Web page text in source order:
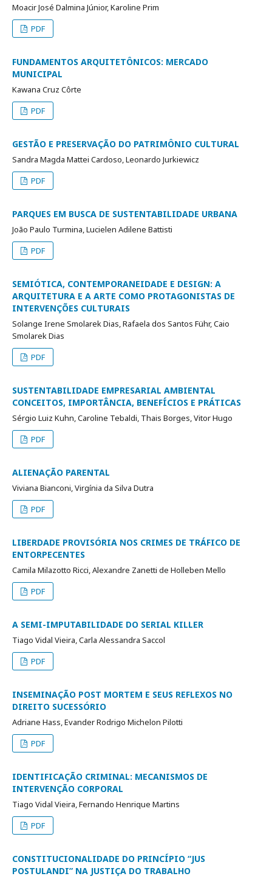
Moacir José Dalmina Júnior, Karoline Prim
PDF
FUNDAMENTOS ARQUITETÔNICOS: MERCADO
MUNICIPAL
Kawana Cruz Côrte
PDF
GESTÃO E PRESERVAÇÃO DO PATRIMÔNIO CULTURAL
Sandra Magda Mattei Cardoso, Leonardo Jurkiewicz
PDF
PARQUES EM BUSCA DE SUSTENTABILIDADE URBANA
João Paulo Turmina, Lucielen Adilene Battisti
PDF
SEMIÓTICA, CONTEMPORANEIDADE E DESIGN: A
ARQUITETURA E A ARTE COMO PROTAGONISTAS DE
INTERVENÇÕES CULTURAIS
Solange Irene Smolarek Dias, Rafaela dos Santos Führ, Caio
Smolarek Dias
PDF
SUSTENTABILIDADE EMPRESARIAL AMBIENTAL
CONCEITOS, IMPORTÂNCIA, BENEFÍCIOS E PRÁTICAS
Sérgio Luiz Kuhn, Caroline Tebaldi, Thais Borges, Vitor Hugo
PDF
ALIENAÇÃO PARENTAL
Viviana Bianconi, Virgínia da Silva Dutra
PDF
LIBERDADE PROVISÓRIA NOS CRIMES DE TRÁFICO DE
ENTORPECENTES
Camila Milazotto Ricci, Alexandre Zanetti de Holleben Mello
PDF
A SEMI-IMPUTABILIDADE DO SERIAL KILLER
Tiago Vidal Vieira, Carla Alessandra Saccol
PDF
INSEMINAÇÃO POST MORTEM E SEUS REFLEXOS NO
DIREITO SUCESSÓRIO
Adriane Hass, Evander Rodrigo Michelon Pilotti
PDF
IDENTIFICAÇÃO CRIMINAL: MECANISMOS DE
INTERVENÇÃO CORPORAL
Tiago Vidal Vieira, Fernando Henrique Martins
PDF
CONSTITUCIONALIDADE DO PRINCÍPIO “JUS
POSTULANDI” NA JUSTIÇA DO TRABALHO